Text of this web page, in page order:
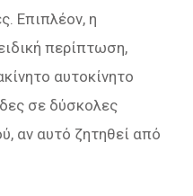
Επιπλέον, η
περίπτωση,
αυτοκίνητο
σε δύσκολες
αν αυτό ζητηθεί από